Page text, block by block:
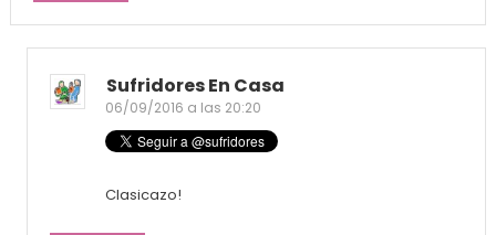
Sufridores En Casa
06/09/2016 a las 20:20
Clasicazo!